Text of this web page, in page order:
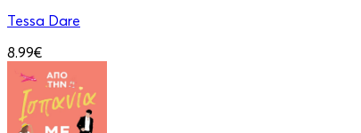
Tessa Dare
8.99€